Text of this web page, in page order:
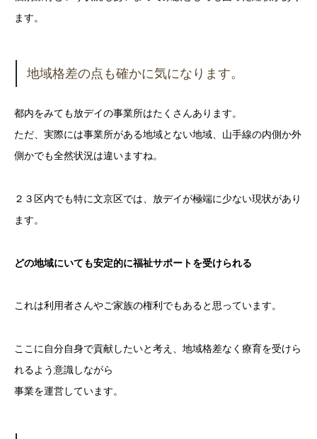
ます。
地域格差の点も確かに気になります。
都内をみても放デイの事業所はたくさんあります。
ただ、実際には事業所がある地域とない地域、山手線の内側か外
側かでも全然状況は違いますね。
２３区内でも特に文京区では、放デイが極端に少ない現状があり
ます。
どの地域にいても安定的に福祉サポートを受けられる
これは利用者さんやご家族の権利でもあると思っています。
ここに自分自身で貢献したいと考え、地域格差なく療育を受けら
れるよう意識しながら
事業を運営しています。